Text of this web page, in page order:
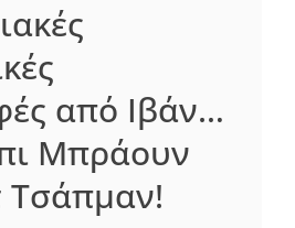
από Ιβάν…
Μπράουν
Τσάπμαν!